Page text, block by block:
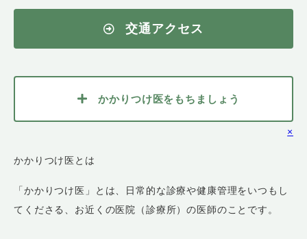
交通アクセス
かかりつけ医をもちましょう
×
かかりつけ医とは
「かかりつけ医」とは、日常的な診療や健康管理をいつもし
てくださる、お近くの医院（診療所）の医師のことです。